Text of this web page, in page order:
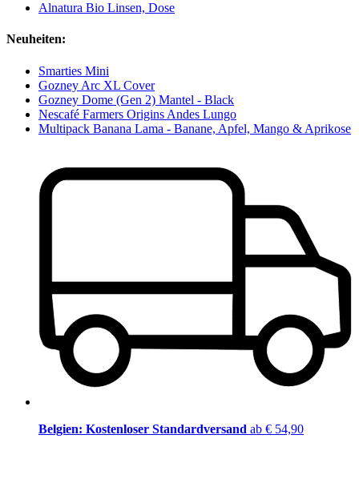
Alnatura Bio Linsen, Dose
Neuheiten:
Smarties Mini
Gozney Arc XL Cover
Gozney Dome (Gen 2) Mantel - Black
Nescafé Farmers Origins Andes Lungo
Multipack Banana Lama - Banane, Apfel, Mango & Aprikose
Belgien: Kostenloser Standardversand ab € 54,90